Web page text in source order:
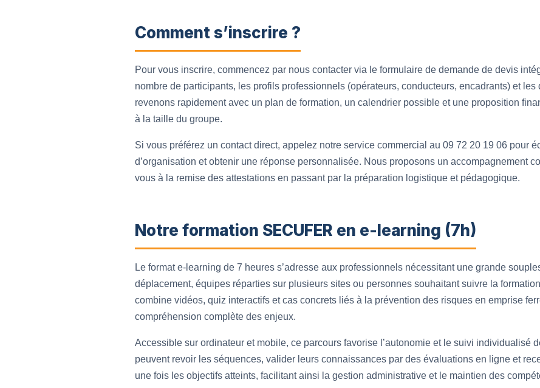
Comment s’inscrire ?
Pour vous inscrire, commencez par nous contacter via le formulaire de demande de devis
nombre de participants, les profils professionnels (opérateurs, conducteurs, encadrants) et
revenons rapidement avec un plan de formation, un calendrier possible et une proposition
à la taille du groupe.
Si vous préférez un contact direct, appelez notre service commercial au 09 72 20 19 06 pour
d’organisation et obtenir une réponse personnalisée. Nous proposons un accompagnement
vous à la remise des attestations en passant par la préparation logistique et pédagogique.
Notre formation SECUFER en e-learning (7h)
Le format e-learning de 7 heures s’adresse aux professionnels nécessitant une grande
déplacement, équipes réparties sur plusieurs sites ou personnes souhaitant suivre la
combine vidéos, quiz interactifs et cas concrets liés à la prévention des risques en emprise
compréhension complète des enjeux.
Accessible sur ordinateur et mobile, ce parcours favorise l’autonomie et le suivi individualisé
peuvent revoir les séquences, valider leurs connaissances par des évaluations en ligne et
une fois les objectifs atteints, facilitant ainsi la gestion administrative et le maintien des